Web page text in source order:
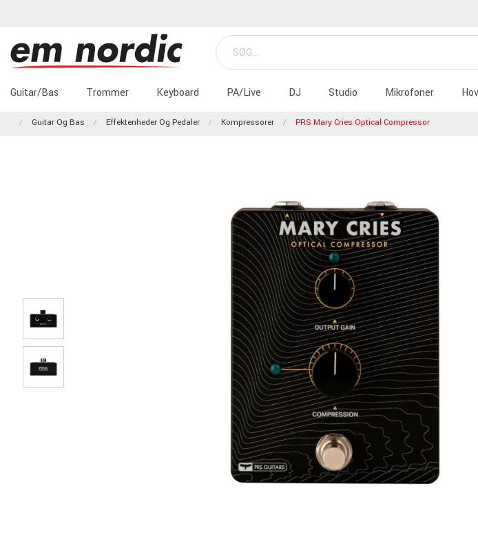
Guitar/Bas Trommer Keyboard PA/Live DJ Studio Mikrofoner
Guitar Og Bas Effektenheder Og Pedaler Kompressorer PRS Mary Cries Optical Compressor